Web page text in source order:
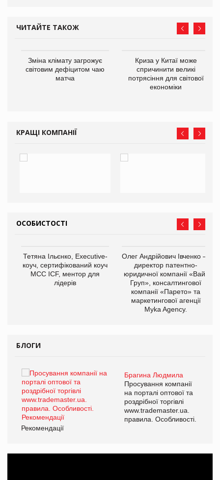
ЧИТАЙТЕ ТАКОЖ
Зміна клімату загрожує
світовим дефіцитом чаю
матча
Криза у Китаї може
спричинити великі
потрясіння для світової
економіки
КРАЩІ КОМПАНІЇ
ОСОБИСТОСТІ
Тетяна Ільєнко, Executive-
коуч, сертифікований коуч
МСС ICF, ментор для
лідерів
Олег Андрійович Івченко —
директор патентно-
юридичної компанії «Вайз
Груп», консалтингової
компанії «Парето» та
маркетингової агенції
Myka Agency.
БЛОГИ
Брагина Людмила
Просування компанії
на порталі оптової та
роздрібної торгівлі
www.trademaster.ua.
правила. Особливості.
Рекомендації